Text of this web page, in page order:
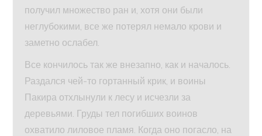
получил множество ран и, хотя они были
неглубокими, все же потерял немало крови и
заметно ослабел.
Все кончилось так же внезапно, как и началось.
Раздался чей-то гортанный крик, и воины
Пакира отхлынули к лесу и исчезли за
деревьями. Груды тел погибших воинов
охватило лиловое пламя. Когда оно погасло, на